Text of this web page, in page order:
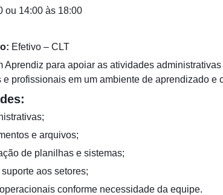
ou 14:00 às 18:00
Efetivo – CLT
Aprendiz para apoiar as atividades
profissionais em um ambiente de aprendizado e
e arquivos;
de planilhas e sistemas;
aos setores;
conforme necessidade da equipe.